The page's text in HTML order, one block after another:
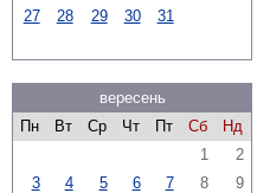
27
28 29 30 31
вересень
Пн
Вт Ср Чт Пт Сб
Нд
1
2
3
4 5 6 7 8 9